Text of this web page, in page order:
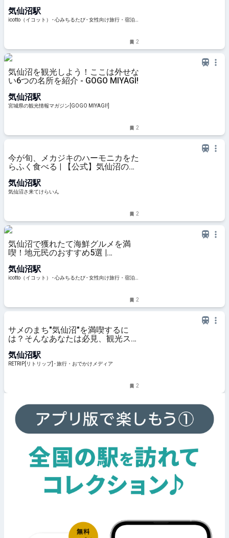
気仙沼駅
icotto（イコット） - 心みちるたび - 女性向け旅行・宿泊
2
気仙沼を観光しよう！ここは外せな
い6つの名所を紹介 - GOGO MIYAGI!
気仙沼駅
宮城県の観光情報マガジン[GOGO MIYAGI!]
2
今が旬、メカジキのハーモニカをた
らふく食べる | 【公式】気仙沼の観
ん
気仙沼駅
気仙沼さ来てけらいん
2
気仙沼で獲れたて海鮮グルメを満
喫！地元民のおすすめ5選 |
気仙沼駅
icotto（イコット） - 心みちるたび - 女性向け旅行・宿泊
2
サメのまち"気仙沼"を満喫するに
は？そんなあなたは必見、観光スポ
気仙沼駅
RETRIP[リトリップ] - 旅行・おでかけメディア
2